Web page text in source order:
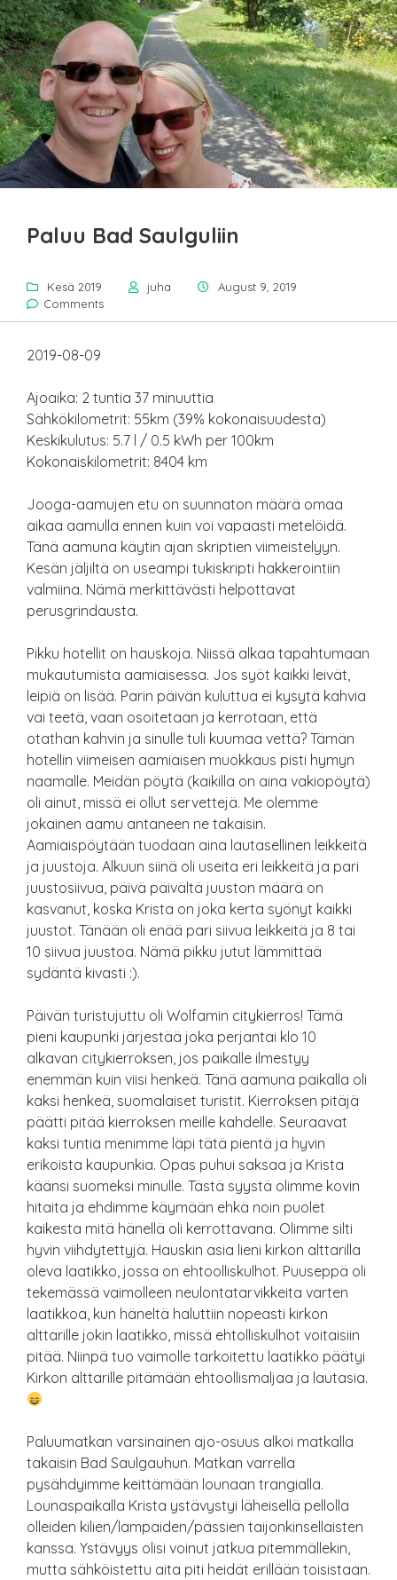
Paluu Bad Saulguliin
Kesä 2019 juha
August 9, 2019
Comments
2019-08-09
Ajoaika: 2 tuntia 37 minuuttia
Sähkökilometrit: 55km (39% kokonaisuudesta)
Keskikulutus: 5.7 l / 0.5 kWh per 100km
Kokonaiskilometrit: 8404 km
Jooga-aamujen etu on suunnaton määrä omaa
aikaa aamulla ennen kuin voi vapaasti metelöidä.
Tänä aamuna käytin ajan skriptien viimeistelyyn.
Kesän jäljiltä on useampi tukiskripti hakkerointiin
valmiina. Nämä merkittävästi helpottavat
perusgrindausta.
Pikku hotellit on hauskoja. Niissä alkaa tapahtumaan
mukautumista aamiaisessa. Jos syöt kaikki leivät,
leipiä on lisää. Parin päivän kuluttua ei kysytä kahvia
vai teetä, vaan osoitetaan ja kerrotaan, että
otathan kahvin ja sinulle tuli kuumaa vettä? Tämän
hotellin viimeisen aamiaisen muokkaus pisti hymyn
naamalle. Meidän pöytä (kaikilla on aina vakiopöytä)
oli ainut, missä ei ollut servettejä. Me olemme
jokainen aamu antaneen ne takaisin.
Aamiaispöytään tuodaan aina lautasellinen leikkeitä
ja juustoja. Alkuun siinä oli useita eri leikkeitä ja pari
juustosiivua, päivä päivältä juuston määrä on
kasvanut, koska Krista on joka kerta syönyt kaikki
juustot. Tänään oli enää pari siivua leikkeitä ja 8 tai
10 siivua juustoa. Nämä pikku jutut lämmittää
sydäntä kivasti :).
Päivän turistujuttu oli Wolfamin citykierros! Tämä
pieni kaupunki järjestää joka perjantai klo 10
alkavan citykierroksen, jos paikalle ilmestyy
enemmän kuin viisi henkeä. Tänä aamuna paikalla oli
kaksi henkeä, suomalaiset turistit. Kierroksen pitäjä
päätti pitää kierroksen meille kahdelle. Seuraavat
kaksi tuntia menimme läpi tätä pientä ja hyvin
erikoista kaupunkia. Opas puhui saksaa ja Krista
käänsi suomeksi minulle. Tästä syystä olimme kovin
hitaita ja ehdimme käymään ehkä noin puolet
kaikesta mitä hänellä oli kerrottavana. Olimme silti
hyvin viihdytettyjä. Hauskin asia lieni kirkon alttarilla
oleva laatikko, jossa on ehtoolliskulhot. Puuseppä oli
tekemässä vaimolleen neulontatarvikkeita varten
laatikkoa, kun häneltä haluttiin nopeasti kirkon
alttarille jokin laatikko, missä ehtolliskulhot voitaisiin
pitää. Niinpä tuo vaimolle tarkoitettu laatikko päätyi
Kirkon alttarille pitämään ehtoollismaljaa ja lautasia.
Paluumatkan varsinainen ajo-osuus alkoi matkalla
takaisin Bad Saulgauhun. Matkan varrella
pysähdyimme keittämään lounaan trangialla.
Lounaspaikalla Krista ystävystyi läheisellä pellolla
olleiden kilien/lampaiden/pässien taijonkinsellaisten
kanssa. Ystävyys olisi voinut jatkua pitemmällekin,
mutta sähköistettu aita piti heidät erillään toisistaan.